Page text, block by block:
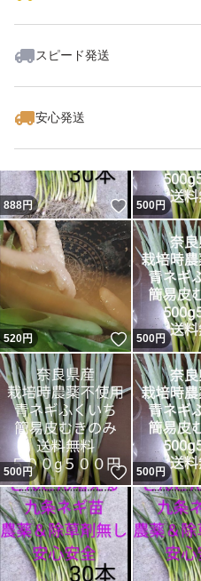
スピード発送
安心発送
888円 いいね！
500円
520円 いいね！
500円
500円 いいね！
500円